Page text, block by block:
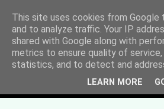
Manuela
Bücher, Blogs & mehr
This site uses cookies from
and to analyze traffic. Your IP
shared with Google along with
metrics to ensure quality of service,
statistics, and to detect and
LEARN MORE